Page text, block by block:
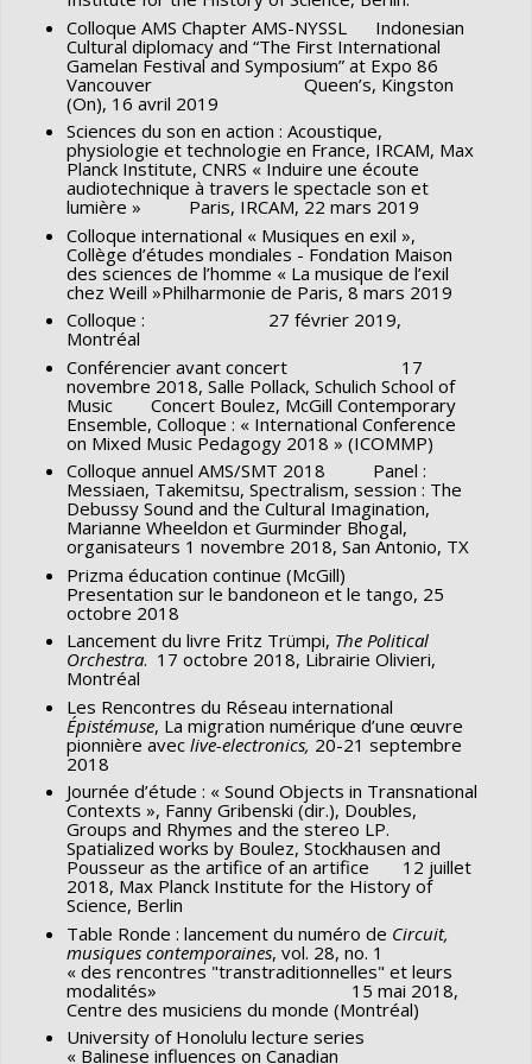
Circuit, musiques contemporaines20/1-2 (2010) (20e
anniversaire de la revue)
Circuit, musiques contemporaines19/3 (2009) (sur les
pionniers canadiens de musique électronique)
Circuit, musiques contemporaines19/2 (2009) (sur
Stockhausen)
Circuit, musiques contemporaines
(composer au féminin)
Circuit, musiques contemporaines18/3 (2008) (sur la
musique de Claude Vivier)
Circuit, musiques contemporaines
18/2 (2008) (sur les
arrangements/remixes)
Circuit, musiques contemporaines17/3 (2007) (sur la
musique in situ)
Circuit, musiques contemporaines17/2 (2007) (sur la
musique contemporaine en Amérique latine)
Circuit, musiques contemporaines17/1 (2007) (sur les
idées musicales)
Circuit, musiques contemporaines16/3 (2006) (sur les
supports)
Gustafson, www. oxfordbibliographies.com
‘Listening toDoubles in Stereo,’Boulez Studies
Edward Campbell and Peter O’Hagan (Cambridge
University Press, 2016), 246-269.
‘Cultural and generationalquerellesin the musical
domain: Music in France from 1945 to the present,’ in
The Cambridge Companion to French Music
Trezise (Cambridge University Press, 2015), 180-197.
Spectres et spectralisme dans le discours de Boulez ;
Boulez et sérialisme dans le discours des Spectraux.
Notes sur une querelle,’ in
autorité en questions, ed. Michel Duchesneau, Valérie
Dufour et Marie-Hélène Benoit-Otis (Paris: Vrin,
2015), 397-408.
‘José Evangelista : Du gamelan balinais l’hétérophonie
contemporaine,’ inLa création musicale au Québec
Jonathan Goldman (Montréal, PUM, 2014), 77-102.
Introduction : polystylisme québécois chevauchant
deux siècles, inLa création musicale au Québec
5-14.
Composer au XXIe siècle. Pratiques, philosophies,
langages et analyses , ed. Michel Duchesneau et Sophie
Stevence (Paris: Vrin, 2010), 155-170.
Le portrait boulézien de Webern : une ambiguïté au
seuil de la musique contemporaine,’ inLa pensée de
Pierre Boulez à travers ses écrits,op. cit., 299-316.
‘Passage d’Anthèmes 1àAnthèmes 2,’ in
Quêtes
d’absolus, ed. Jean-Jacques Nattiez (Montreal: Éditions
Simon Blais, 2009), 34-39.
‘Un outil de « mise en tableau » au service de l’analyse
paradigmatique, et quelques divergences
interprétatives,’ inL’analyse musicale, une pratique et
son histoire, ed. Nicolas Donin et Rémy Campos
Colloque AMS Chapter AMS-NYSSL Indonesian
Cultural diplomacy and “The First International
Gamelan Festival and Symposium” at Expo 86
Vancouver Queen’s, Kingston
(On), 16 avril 2019
Sciences du son en action : Acoustique,
physiologie et technologie en France, IRCAM, Max
Planck Institute, CNRS « Induire une écoute
audiotechnique à travers le spectacle son et
lumière » Paris, IRCAM, 22 mars 2019
Colloque international « Musiques en exil »,
Collège d’études mondiales - Fondation Maison
des sciences de l’homme « La musique de l’exil
chez Weill »Philharmonie de Paris, 8 mars 2019
Colloque : 27 février 2019,
Montréal
Conférencier avant concert 17
novembre 2018, Salle Pollack, Schulich School of
Music Concert Boulez, McGill Contemporary
Ensemble, Colloque : « International Conference
on Mixed Music Pedagogy 2018 » (ICOMMP)
Colloque annuel AMS/SMT 2018 Panel :
Messiaen, Takemitsu, Spectralism, session : The
Debussy Sound and the Cultural Imagination,
Marianne Wheeldon et Gurminder Bhogal,
organisateurs 1 novembre 2018, San Antonio, TX
Prizma éducation continue (McGill)
Presentation sur le bandoneon et le tango, 25
octobre 2018
Lancement du livre Fritz Trümpi, The Political
Orchestra. 17 octobre 2018, Librairie Olivieri,
Montréal
Les Rencontres du Réseau international
Épistémuse, La migration numérique d’une œuvre
pionnière avec live-electronics, 20-21 septembre
2018
Journée d’étude : « Sound Objects in Transnational
Contexts », Fanny Gribenski (dir.), Doubles,
Groups and Rhymes and the stereo LP.
Spatialized works by Boulez, Stockhausen and
Pousseur as the artifice of an artifice 12 juillet
2018, Max Planck Institute for the History of
Science, Berlin
Table Ronde : lancement du numéro de Circuit,
musiques contemporaines, vol. 28, no. 1
« des rencontres "transtraditionnelles" et leurs
modalités» 15 mai 2018,
Centre des musiciens du monde (Montréal)
University of Honolulu lecture series
« Balinese influences on Canadian